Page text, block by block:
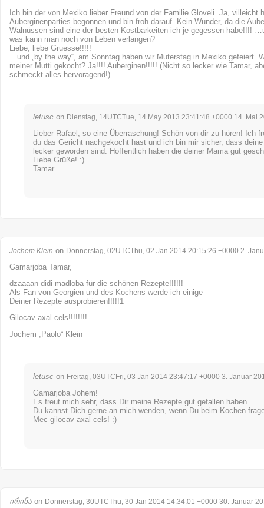
Ich bin der von Mexiko lieber Freund von der Familie Gloveli. Ja, villeicht
Auberginenparties begonnen und bin froh darauf. Kein Wunder, da die
Walnüssen sind eine der besten Kostbarkeiten ich je gegessen habe!!!!
was kann man noch von Leben verlangen?
Liebe, liebe Gruesse!!!!!
…und „by the way“, am Sonntag haben wir Muterstag in Mexiko gefeiert.
meiner Mutti gekocht? Ja!!!! Auberginen!!!!! (Nicht so lecker wie Tamar,
schmeckt alles hervoragend!)
letusc on Dienstag, 14UTCTue, 14 May 2013 23:41:48 +0000 14. Mai
Lieber Rafael, so eine Überraschung! Schön von dir zu hören! Ich
du das Gericht nachgekocht hast und ich bin mir sicher, dass
lecker geworden sind. Hoffentlich haben die deiner Mama gut
Liebe Grüße! :)
Tamar
Jochem Klein on Donnerstag, 02UTCThu, 02 Jan 2014 20:15:26 +0000 2.
Gamarjoba Tamar,
dzaaaan didi madloba für die schönen Rezepte!!!!!!
Als Fan von Georgien und des Kochens werde ich einige
Deiner Rezepte ausprobieren!!!!!1
Gilocav axal cels!!!!!!!!
Jochem „Paolo“ Klein
letusc on Freitag, 03UTCFri, 03 Jan 2014 23:47:17 +0000 3. Januar
Gamarjoba Johem!
Es freut mich sehr, dass Dir meine Rezepte gut gefallen haben.
Du kannst Dich gerne an mich wenden, wenn Du beim Kochen
Mec gilocav axal cels! :)
ირინა on Donnerstag, 30UTCThu, 30 Jan 2014 14:34:01 +0000 30. Januar